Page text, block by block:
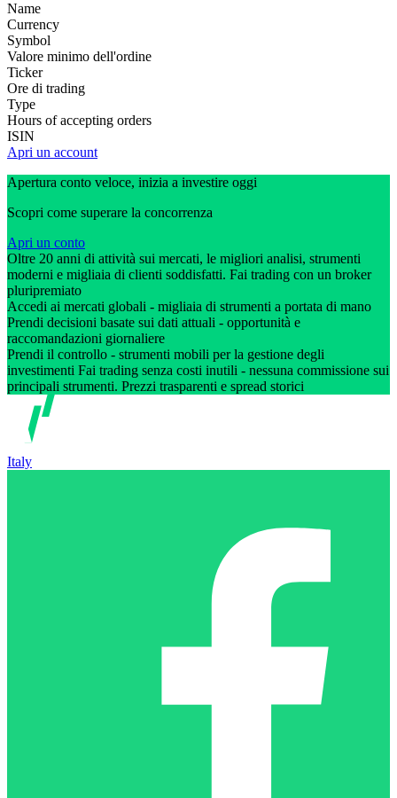
Name
Currency
Symbol
Valore minimo dell'ordine
Ticker
Ore di trading
Type
Hours of accepting orders
ISIN
Apri un account
Apertura conto veloce, inizia a investire oggi
Scopri come superare la concorrenza
Apri un conto
Oltre 20 anni di attività sui mercati, le migliori analisi, strumenti
moderni e migliaia di clienti soddisfatti. Fai trading con un broker
pluripremiato
Accedi ai mercati globali - migliaia di strumenti a portata di mano
Prendi decisioni basate sui dati attuali - opportunità e
raccomandazioni giornaliere
Prendi il controllo - strumenti mobili per la gestione degli
investimenti Fai trading senza costi inutili - nessuna commissione sui
principali strumenti. Prezzi trasparenti e spread storici
Italy